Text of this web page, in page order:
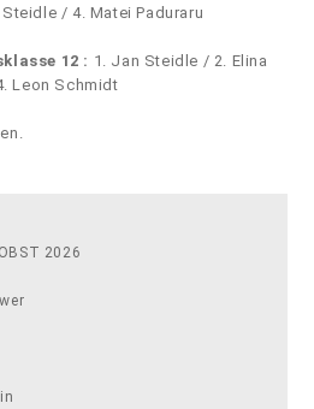
/ 4. Matei Paduraru
12 : 1. Jan Steidle / 2. Elina
Leon Schmidt
2026